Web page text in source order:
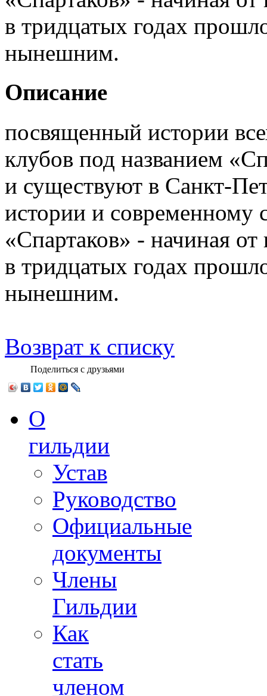
в тридцатых годах
нынешним.
Описание
посвященный истории
клубов под названием
и существуют в Санкт-
истории и современному
«Спартаков» - начиная
в тридцатых годах
нынешним.
Возврат к списку
Поделиться с друзьями
О
гильдии
Устав
Руководство
Официальные
документы
Члены
Гильдии
Как
стать
членом